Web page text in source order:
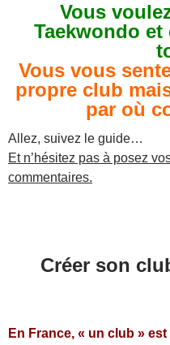
Vous
Taekwondo
Vous vous
propre club
par où
Allez, suivez le guide…
Et n’hésitez pas à posez
commentaires.
Créer son
En France, « un club »